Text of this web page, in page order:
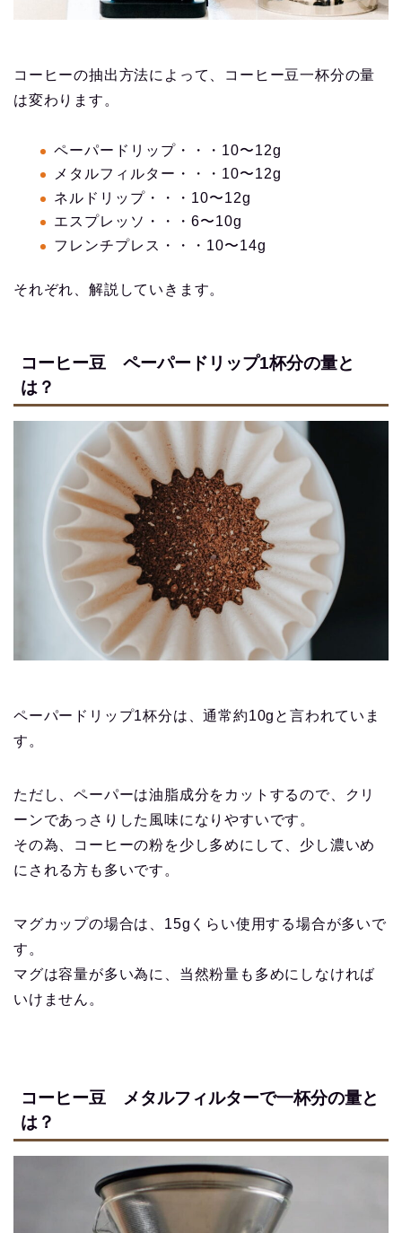
コーヒーの抽出方法によって、コーヒー豆一杯分の量
は変わります。
ペーパードリップ・・・10〜12g
メタルフィルター・・・10〜12g
ネルドリップ・・・10〜12g
エスプレッソ・・・6〜10g
フレンチプレス・・・10〜14g
それぞれ、解説していきます。
コーヒー豆 ペーパードリップ1杯分の量と
は？
ペーパードリップ1杯分は、通常約10gと言われていま
す。
ただし、ペーパーは油脂成分をカットするので、クリ
ーンであっさりした風味になりやすいです。
その為、コーヒーの粉を少し多めにして、少し濃いめ
にされる方も多いです。
マグカップの場合は、15gくらい使用する場合が多いで
す。
マグは容量が多い為に、当然粉量も多めにしなければ
いけません。
コーヒー豆 メタルフィルターで一杯分の量と
は？